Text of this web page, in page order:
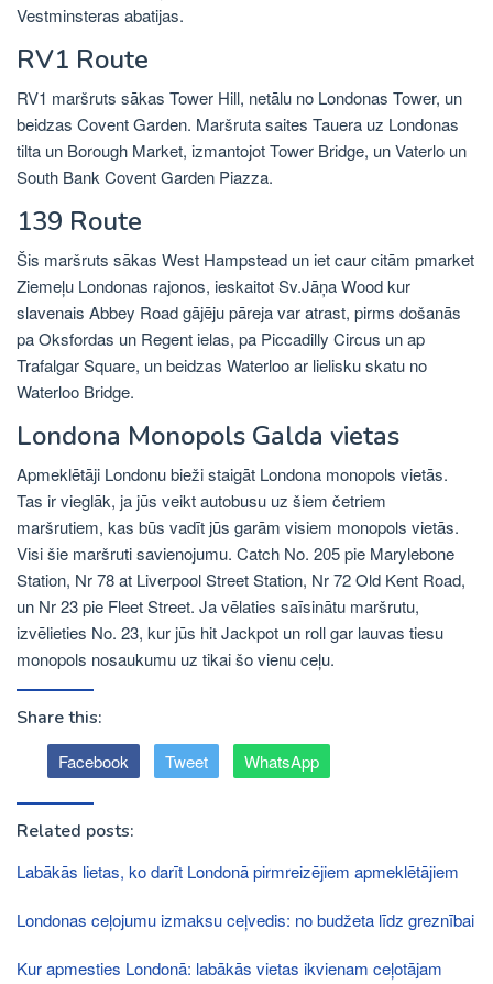
Vestminsteras abatijas.
RV1 Route
RV1 maršruts sākas Tower Hill, netālu no Londonas Tower, un
beidzas Covent Garden. Maršruta saites Tauera uz Londonas
tilta un Borough Market, izmantojot Tower Bridge, un Vaterlo un
South Bank Covent Garden Piazza.
139 Route
Šis maršruts sākas West Hampstead un iet caur citām pmarket
Ziemeļu Londonas rajonos, ieskaitot Sv.Jāņa Wood kur
slavenais Abbey Road gājēju pāreja var atrast, pirms došanās
pa Oksfordas un Regent ielas, pa Piccadilly Circus un ap
Trafalgar Square, un beidzas Waterloo ar lielisku skatu no
Waterloo Bridge.
Londona Monopols Galda vietas
Apmeklētāji Londonu bieži staigāt Londona monopols vietās.
Tas ir vieglāk, ja jūs veikt autobusu uz šiem četriem
maršrutiem, kas būs vadīt jūs garām visiem monopols vietās.
Visi šie maršruti savienojumu. Catch No. 205 pie Marylebone
Station, Nr 78 at Liverpool Street Station, Nr 72 Old Kent Road,
un Nr 23 pie Fleet Street. Ja vēlaties saīsinātu maršrutu,
izvēlieties No. 23, kur jūs hit Jackpot un roll gar lauvas tiesu
monopols nosaukumu uz tikai šo vienu ceļu.
Share this:
Facebook Tweet WhatsApp
Related posts:
Labākās lietas, ko darīt Londonā pirmreizējiem apmeklētājiem
Londonas ceļojumu izmaksu ceļvedis: no budžeta līdz greznībai
Kur apmesties Londonā: labākās vietas ikvienam ceļotājam